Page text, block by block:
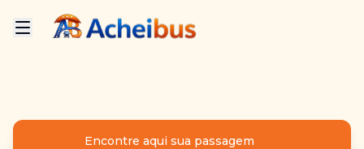
Encontre aqui sua passagem